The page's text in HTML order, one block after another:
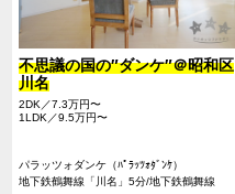
不思議の国の″ダンケ″＠昭和区
川名
2DK／7.3万円〜
1LDK／9.5万円〜
パラッツォダンケ（ﾊﾟﾗｯﾂｫﾀﾞﾝｹ）
地下鉄鶴舞線「川名」5分/地下鉄鶴舞線